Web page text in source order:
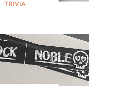
TRIVIA